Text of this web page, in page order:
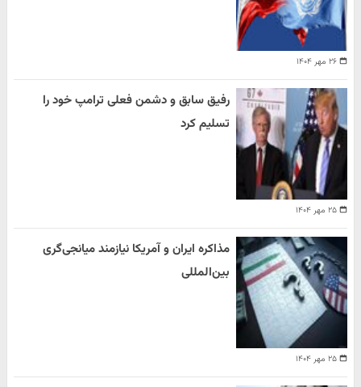
۲۶ مهر ۱۴۰۴
۲۵ مهر ۱۴۰۴
رفیق سابق و دشمن فعلی ترامپ خود را
تسلیم کرد
۲۵ مهر ۱۴۰۴
مذاکره ایران و آمریکا نیازمند میانجی‌گری
بین‌المللی